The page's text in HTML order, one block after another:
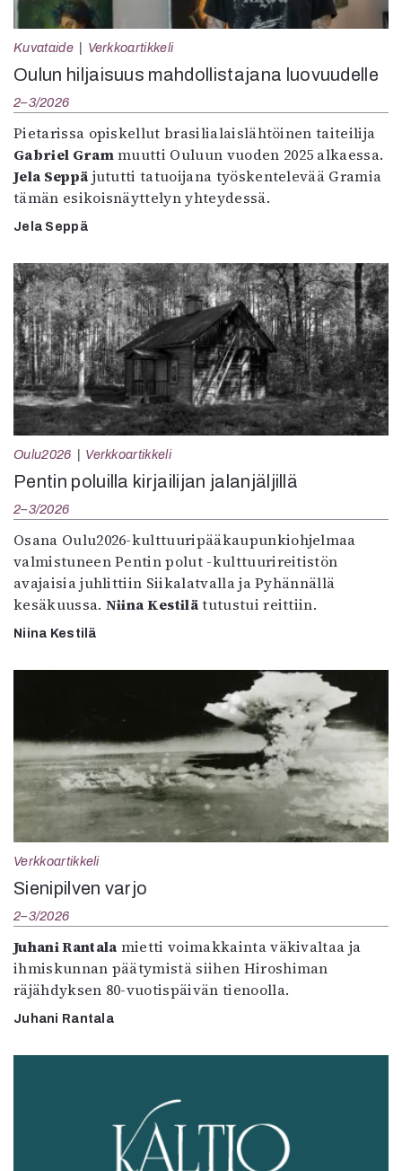
Kuvataide Verkkoartikkeli
Oulun hiljaisuus mahdollistajana luovuudelle
2–3/2026
Pietarissa opiskellut brasilialaislähtöinen taiteilija
Gabriel Grammuutti Ouluun vuoden 2025 alkaessa.
Jela Seppä jututti tatuoijana työskentelevää Gramia
tämän esikoisnäyttelyn yhteydessä.
Jela Seppä
Oulu2026 Verkkoartikkeli
Pentin poluilla kirjailijan jalanjäljillä
2–3/2026
Osana Oulu2026-kulttuuripääkaupunkiohjelmaa
valmistuneen Pentin polut -kulttuurireitistön
avajaisia juhlittiin Siikalatvalla ja Pyhännällä
kesäkuussa. Niina Kestilätutustui reittiin.
Niina Kestilä
Verkkoartikkeli
Sienipilven varjo
2–3/2026
Juhani Rantala mietti voimakkainta väkivaltaa ja
ihmiskunnan päätymistä siihen Hiroshiman
räjähdyksen 80-vuotispäivän tienoolla.
Juhani Rantala